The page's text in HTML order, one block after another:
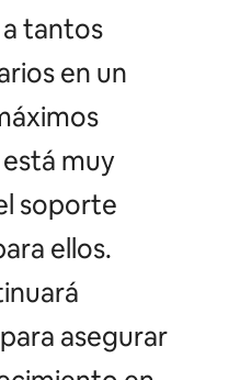
tantos
en un
muy
soporte
ellos.
asegurar